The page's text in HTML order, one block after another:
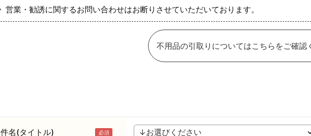
営業・勧誘に関するお問い合わせはお断りさせていただいております。
不用品の引取りについてはこちらをご確認
件名(タイトル)